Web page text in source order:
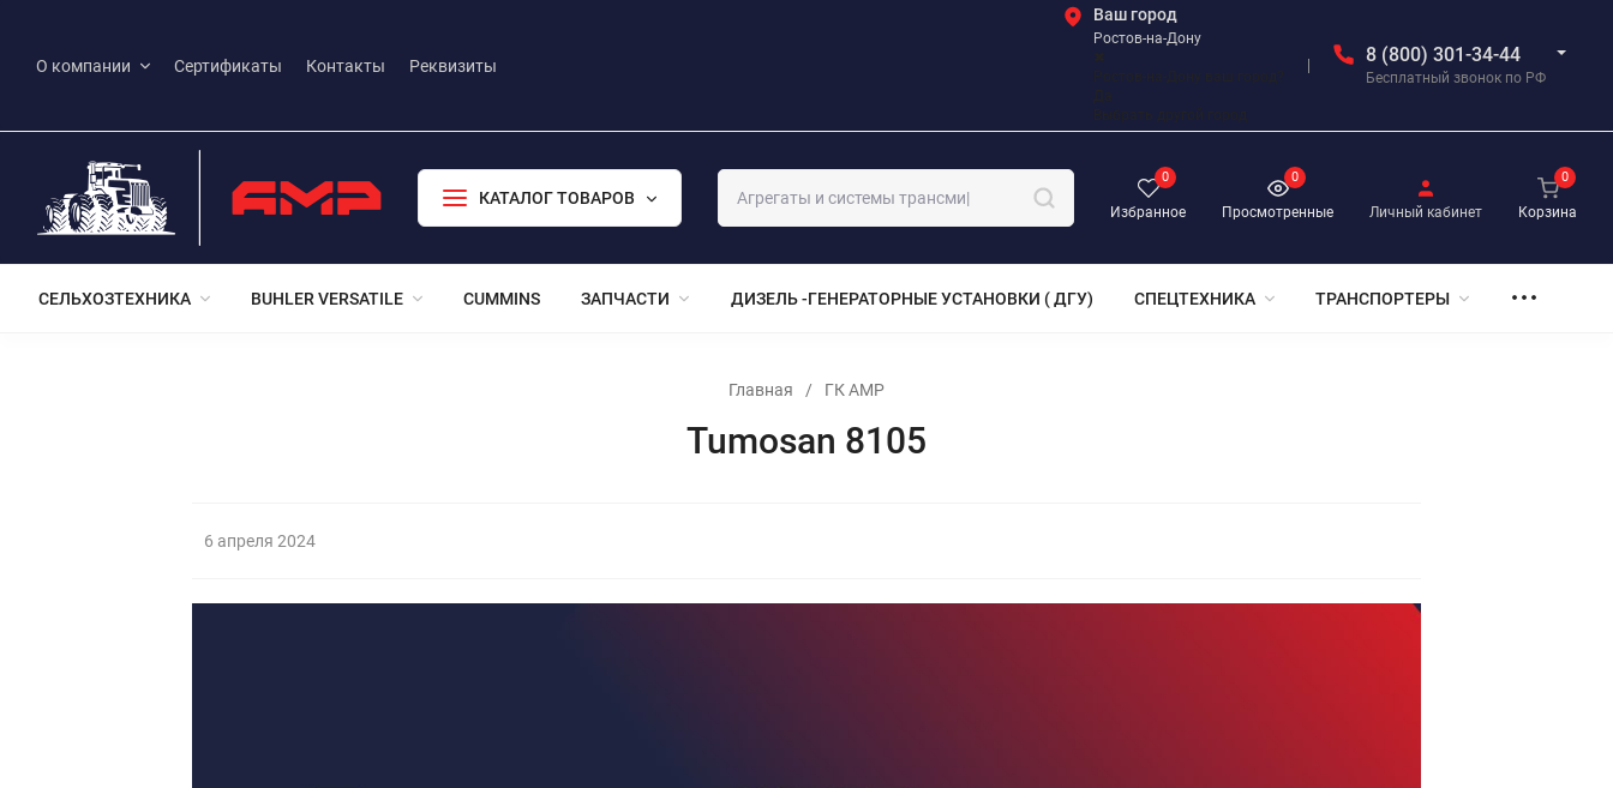
О компании Сертификаты Контакты Реквизиты
Ваш город
Ростов-на-Дону
8 (800) 301-34-44
Бесплатный звонок по РФ
КАТАЛОГ ТОВАРОВ
Избранное
0
Просмотренные
0
Личный кабинет Корзина
0
СЕЛЬХОЗТЕХНИКА BUHLER VERSATILE CUMMINS ЗАПЧАСТИ ДИЗЕЛЬ -ГЕНЕРАТОРНЫЕ УСТАНОВКИ ( ДГУ) СПЕЦТЕХНИКА ТРАНСПОРТЕРЫ
Главная / ГК АМР
Tumosan 8105
6 апреля 2024